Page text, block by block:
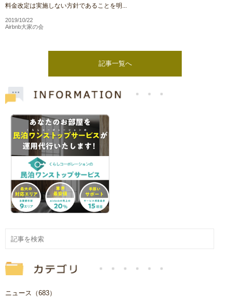
料金改定は実施しない方針であることを明...
2019/10/22
Airbnb大家の会
記事一覧へ
ニュース（683）